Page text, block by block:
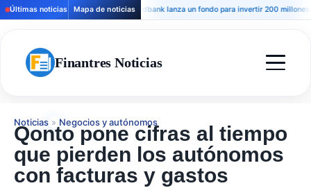
Últimas noticias Mapa de noticiasAndbank lanza un fondo para invertir 200 millones en
Finantres Noticias
Noticias » Negocios y autónomos
Qonto pone cifras al tiempo
que pierden los autónomos
con facturas y gastos